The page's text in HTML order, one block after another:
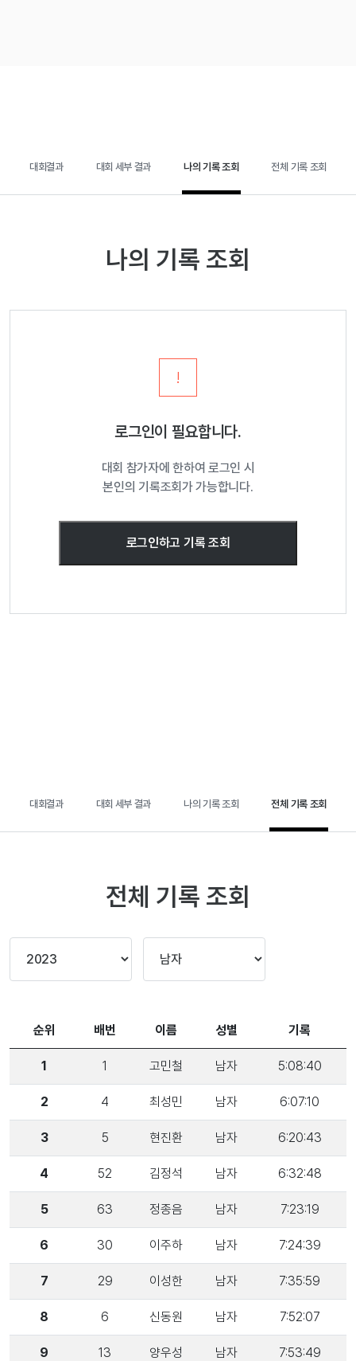
대회결과 대회 세부 결과 나의 기록 조회 전체 기록 조회
나의 기록 조회
!
로그인이 필요합니다.
대회 참가자에 한하여 로그인 시
본인의 기록조회가 가능합니다.
로그인하고 기록 조회
대회결과 대회 세부 결과 나의 기록 조회 전체 기록 조회
전체 기록 조회
순위 배번 이름 성별 기록
1 1 고민철 남자 5:08:40
2 4 최성민 남자 6:07:10
3 5 현진환 남자 6:20:43
4 52 김정석 남자 6:32:48
5 63 정종음 남자 7:23:19
6 30 이주하 남자 7:24:39
7 29 이성한 남자 7:35:59
8 6 신동원 남자 7:52:07
9 13 양우성 남자 7:53:49